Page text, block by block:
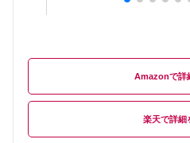
Amazon
楽天